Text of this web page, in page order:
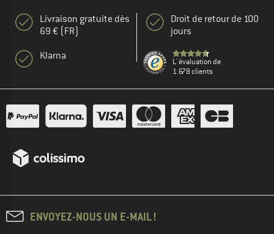
Livraison gratuite dès
69 € (FR)
Klarna
Droit de retour de 100
jours
L' évaluation de
1.678 clients
ENVOYEZ-NOUS UN E-MAIL !